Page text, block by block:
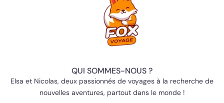
QUI SOMMES-NOUS ?
Elsa et Nicolas, deux passionnés de voyages à la recherche de
nouvelles aventures, partout dans le monde !